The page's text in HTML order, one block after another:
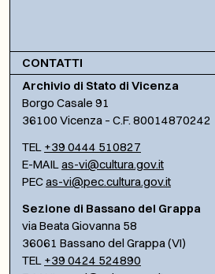
CONTATTI
Archivio di Stato di Vicenza
Borgo Casale 91
36100 Vicenza – C.F. 80014870242
TEL +39 0444 510827
E-MAILas-vi@cultura.gov.it
PECas-vi@pec.cultura.gov.it
Sezione di Bassano del Grappa
via Beata Giovanna 58
36061 Bassano del Grappa (VI)
TEL +39 0424 524890